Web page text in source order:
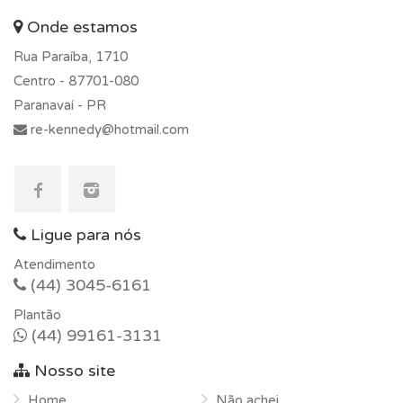
Onde estamos
Rua Paraíba, 1710
Centro - 87701-080
Paranavaí - PR
re-kennedy@hotmail.com
Ligue para nós
Atendimento
(44) 3045-6161
Plantão
(44) 99161-3131
Nosso site